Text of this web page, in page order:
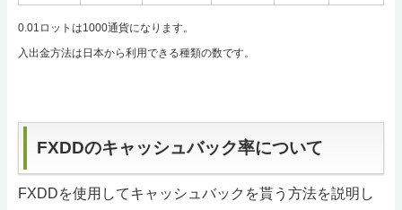
0.01ロットは1000通貨になります。
入出金方法は日本から利用できる種類の数です。
FXDDのキャッシュバック率について
FXDDを使用してキャッシュバックを貰う方法を説明し